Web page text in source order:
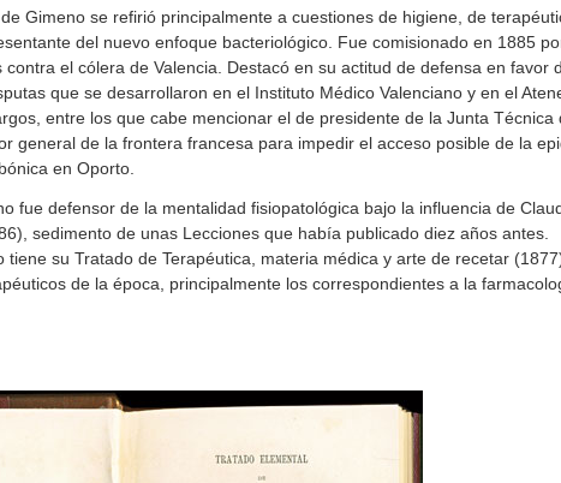
Gimeno se refirió principalmente a cuestiones de higiene, de
del nuevo enfoque bacteriológico. Fue comisionado en 1885
contra el cólera de Valencia. Destacó en su actitud de defensa en
que se desarrollaron en el Instituto Médico Valenciano y en el
entre los que cabe mencionar el de presidente de la Junta
general de la frontera francesa para impedir el acceso posible de la
en Oporto.
fue defensor de la mentalidad fisiopatológica bajo la influencia de
sedimento de unas Lecciones que había publicado diez años antes.
tiene su Tratado de Terapéutica, materia médica y arte de recetar
de la época, principalmente los correspondientes a la